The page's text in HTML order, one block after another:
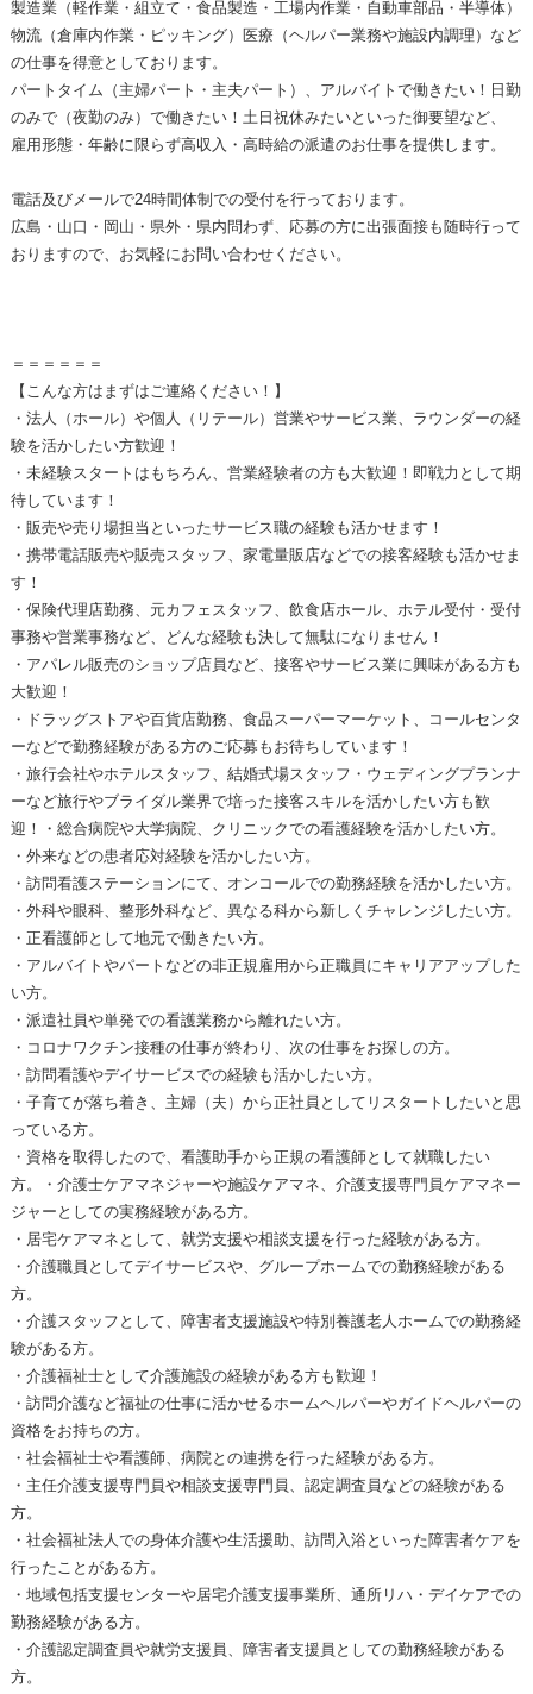
製造業（軽作業・組立て・食品製造・工場内作業・自動車部品・半導体）
物流（倉庫内作業・ピッキング）医療（ヘルパー業務や施設内調理）など
の仕事を得意としております。
パートタイム（主婦パート・主夫パート）、アルバイトで働きたい！日勤
のみで（夜勤のみ）で働きたい！土日祝休みたいといった御要望など、
雇用形態・年齢に限らず高収入・高時給の派遣のお仕事を提供します。
電話及びメールで24時間体制での受付を行っております。
広島・山口・岡山・県外・県内問わず、応募の方に出張面接も随時行って
おりますので、お気軽にお問い合わせください。
＝＝＝＝＝＝
【こんな方はまずはご連絡ください！】
・法人（ホール）や個人（リテール）営業やサービス業、ラウンダーの経
験を活かしたい方歓迎！
・未経験スタートはもちろん、営業経験者の方も大歓迎！即戦力として期
待しています！
・販売や売り場担当といったサービス職の経験も活かせます！
・携帯電話販売や販売スタッフ、家電量販店などでの接客経験も活かせま
す！
・保険代理店勤務、元カフェスタッフ、飲食店ホール、ホテル受付・受付
事務や営業事務など、どんな経験も決して無駄になりません！
・アパレル販売のショップ店員など、接客やサービス業に興味がある方も
大歓迎！
・ドラッグストアや百貨店勤務、食品スーパーマーケット、コールセンタ
ーなどで勤務経験がある方のご応募もお待ちしています！
・旅行会社やホテルスタッフ、結婚式場スタッフ・ウェディングプランナ
ーなど旅行やブライダル業界で培った接客スキルを活かしたい方も歓
迎！・総合病院や大学病院、クリニックでの看護経験を活かしたい方。
・外来などの患者応対経験を活かしたい方。
・訪問看護ステーションにて、オンコールでの勤務経験を活かしたい方。
・外科や眼科、整形外科など、異なる科から新しくチャレンジしたい方。
・正看護師として地元で働きたい方。
・アルバイトやパートなどの非正規雇用から正職員にキャリアアップした
い方。
・派遣社員や単発での看護業務から離れたい方。
・コロナワクチン接種の仕事が終わり、次の仕事をお探しの方。
・訪問看護やデイサービスでの経験も活かしたい方。
・子育てが落ち着き、主婦（夫）から正社員としてリスタートしたいと思
っている方。
・資格を取得したので、看護助手から正規の看護師として就職したい
方。・介護士ケアマネジャーや施設ケアマネ、介護支援専門員ケアマネー
ジャーとしての実務経験がある方。
・居宅ケアマネとして、就労支援や相談支援を行った経験がある方。
・介護職員としてデイサービスや、グループホームでの勤務経験がある
方。
・介護スタッフとして、障害者支援施設や特別養護老人ホームでの勤務経
験がある方。
・介護福祉士として介護施設の経験がある方も歓迎！
・訪問介護など福祉の仕事に活かせるホームヘルパーやガイドヘルパーの
資格をお持ちの方。
・社会福祉士や看護師、病院との連携を行った経験がある方。
・主任介護支援専門員や相談支援専門員、認定調査員などの経験がある
方。
・社会福祉法人での身体介護や生活援助、訪問入浴といった障害者ケアを
行ったことがある方。
・地域包括支援センターや居宅介護支援事業所、通所リハ・デイケアでの
勤務経験がある方。
・介護認定調査員や就労支援員、障害者支援員としての勤務経験がある
方。